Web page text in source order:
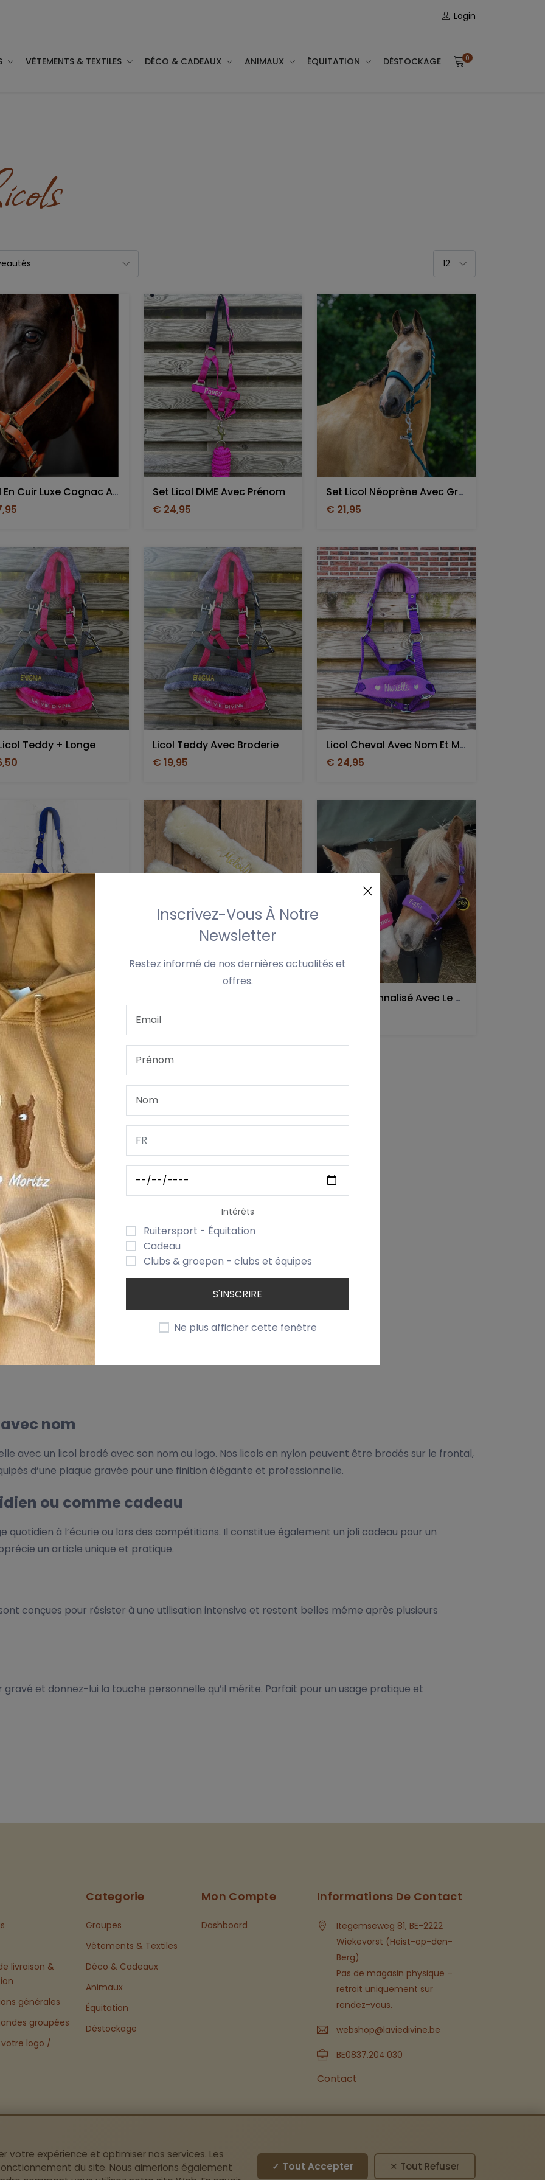
Login
VÊTEMENTS & TEXTILES DÉCO & CADEAUX ANIMAUX ÉQUITATION DÉSTOCKAGE 0
Licol En Cuir Luxe Cognac Avec Gravure Du Nom
Set Licol DIME Avec Prénom
€ 24,95
Set Licol Néoprène Avec Gravure Et/ou Broderie
€ 21,95
Teddy + Longe
Licol Teddy Avec Broderie
€ 19,95
Licol Cheval Avec Nom Et Motifs
€ 24,95
€ 12,95
Licol Personnalisé Avec Le Nom
nom
avec un licol brodé avec son nom ou logo. Nos licols en nylon peuvent être brodés sur le frontal,
d’une plaque gravée pour une finition élégante et professionnelle.
ou comme cadeau
quotidien à l’écurie ou lors des compétitions. Il constitue également un joli cadeau pour un
un article unique et pratique.
conçues pour résister à une utilisation intensive et restent belles même après plusieurs
et donnez-lui la touche personnelle qu’il mérite. Parfait pour un usage pratique et
livraison &
générales
groupées
votre logo /
Categorie
Groupes
Vêtements & Textiles
Déco & Cadeaux
Animaux
Équitation
Déstockage
Mon Compte
Dashboard
Informations De Contact
Itegemseweg 81, BE-2222
Wiekevorst (Heist-op-den-
Berg)
Pas de magasin physique –
retrait uniquement sur
rendez-vous.
webshop@laviedivine.be
BE0837.204.030
Contact
votre expérience et optimiser nos services. Les
du site. Nous aimerions également
✓ Tout Accepter ✕ Tout Refuser
Inscrivez-Vous À Notre
Newsletter
Restez informé de nos dernières actualités et
offres.
Intérêts
Ruitersport - Équitation
Cadeau
Clubs & groepen - clubs et équipes
S'INSCRIRE
Ne plus afficher cette fenêtre